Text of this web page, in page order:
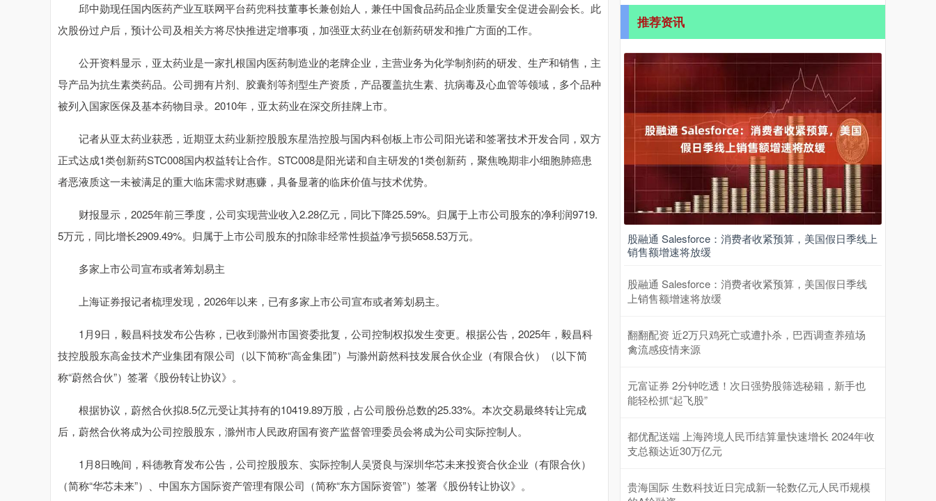
邱中勋现任国内医药产业互联网平台药兜科技董事长兼创始人，兼任中国食品药品企业质量安全促进会副会长。此
次股份过户后，预计公司及相关方将尽快推进定增事项，加强亚太药业在创新药研发和推广方面的工作。
公开资料显示，亚太药业是一家扎根国内医药制造业的老牌企业，主营业务为化学制剂药的研发、生产和销售，主
导产品为抗生素类药品。公司拥有片剂、胶囊剂等剂型生产资质，产品覆盖抗生素、抗病毒及心血管等领域，多个品种
被列入国家医保及基本药物目录。2010年，亚太药业在深交所挂牌上市。
记者从亚太药业获悉，近期亚太药业新控股股东星浩控股与国内科创板上市公司阳光诺和签署技术开发合同，双方
正式达成1类创新药STC008国内权益转让合作。STC008是阳光诺和自主研发的1类创新药，聚焦晚期非小细胞肺癌患
者恶液质这一未被满足的重大临床需求财惠赚，具备显著的临床价值与技术优势。
财报显示，2025年前三季度，公司实现营业收入2.28亿元，同比下降25.59%。归属于上市公司股东的净利润9719.
5万元，同比增长2909.49%。归属于上市公司股东的扣除非经常性损益净亏损5658.53万元。
多家上市公司宣布或者筹划易主
上海证券报记者梳理发现，2026年以来，已有多家上市公司宣布或者筹划易主。
1月9日，毅昌科技发布公告称，已收到滁州市国资委批复，公司控制权拟发生变更。根据公告，2025年，毅昌科
技控股股东高金技术产业集团有限公司（以下简称“高金集团”）与滁州蔚然科技发展合伙企业（有限合伙）（以下简
称“蔚然合伙”）签署《股份转让协议》。
根据协议，蔚然合伙拟8.5亿元受让其持有的10419.89万股，占公司股份总数的25.33%。本次交易最终转让完成
后，蔚然合伙将成为公司控股股东，滁州市人民政府国有资产监督管理委员会将成为公司实际控制人。
1月8日晚间，科德教育发布公告，公司控股股东、实际控制人吴贤良与深圳华芯未来投资合伙企业（有限合伙）
（简称“华芯未来”）、中国东方国际资产管理有限公司（简称“东方国际资管”）签署《股份转让协议》。
推荐资讯
股融通 Salesforce：消费者收紧预算，美国假日季线上
销售额增速将放缓
股融通 Salesforce：消费者收紧预算，美国假日季线
上销售额增速将放缓
翻翻配资 近2万只鸡死亡或遭扑杀，巴西调查养殖场
禽流感疫情来源
元富证券 2分钟吃透！次日强势股筛选秘籍，新手也
能轻松抓“起飞股”
都优配送端 上海跨境人民币结算量快速增长 2024年收
支总额达近30万亿元
贵海国际 生数科技近日完成新一轮数亿元人民币规模